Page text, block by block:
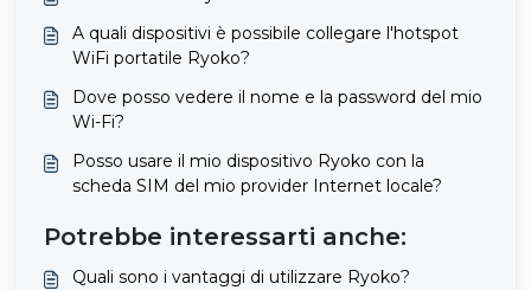
A quali dispositivi è possibile collegare l'hotspot
WiFi portatile Ryoko?
Dove posso vedere il nome e la password del mio
Wi-Fi?
Posso usare il mio dispositivo Ryoko con la
scheda SIM del mio provider Internet locale?
Potrebbe interessarti anche:
Quali sono i vantaggi di utilizzare Ryoko?